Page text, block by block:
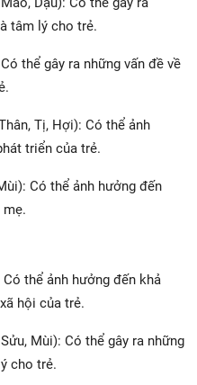
tâm lý cho trẻ.
thể gây ra những vấn đề về
Tị, Hợi): Có thể ảnh
triển của trẻ.
Có thể ảnh hưởng đến
mẹ.
thể ảnh hưởng đến khả
hội của trẻ.
Mùi): Có thể gây ra những
cho trẻ.